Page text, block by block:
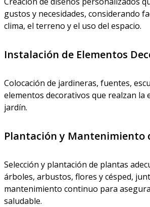
gustos y necesidades, considerando
clima, el terreno y el uso del espacio.
Instalación de Elementos
Colocación de jardineras, fuentes,
elementos decorativos que realzan la
jardín.
Plantación y Mantenimiento
Selección y plantación de plantas
árboles, arbustos, flores y césped,
mantenimiento continuo para
saludable.